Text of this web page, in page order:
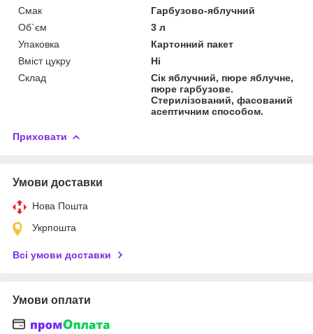
Смак
Гарбузово-яблучний
Об`єм
3 л
Упаковка
Картонний пакет
Вміст цукру
Ні
Склад
Сік яблучний, пюре яблучне,
пюре гарбузове.
Стерилізований, фасований
асептичним способом.
Приховати
Умови доставки
Нова Пошта
Укрпошта
Всі умови доставки
Умови оплати